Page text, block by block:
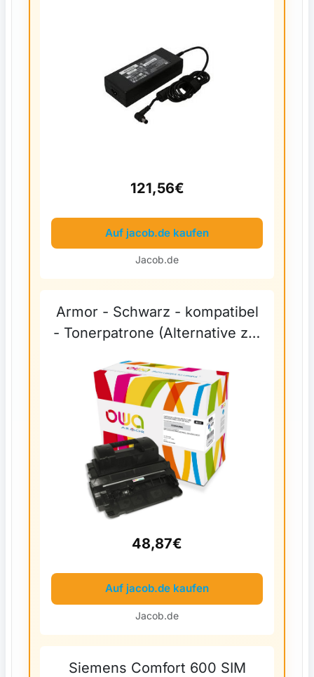
121,56€
Auf jacob.de kaufen
Jacob.de
Armor - Schwarz - kompatibel
- Tonerpatrone (Alternative zu:
Enterprise 600 M602dn, 600
M602m, 600 M602n, 600
M602x, M4555 MFP,...
48,87€
Auf jacob.de kaufen
Jacob.de
Siemens Comfort 600 SIM